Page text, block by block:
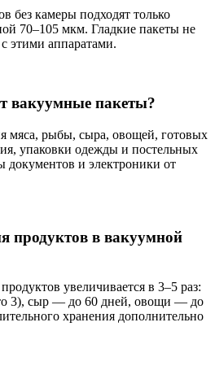
без камеры подходят только
70–105 мкм. Гладкие пакеты не
этими аппаратами.
вакуумные пакеты?
мяса, рыбы, сыра, овощей, готовых
упаковки одежды и постельных
документов и электроники от
продуктов в вакуумной
увеличивается в 3–5 раз:
3), сыр — до 60 дней, овощи — до
хранения дополнительно